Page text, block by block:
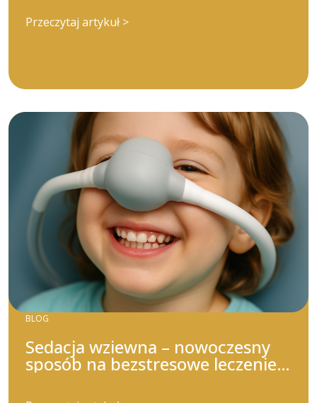
Przeczytaj artykuł >
BLOG
Sedacja wziewna – nowoczesny
sposób na bezstresowe leczenie
stomatologiczne